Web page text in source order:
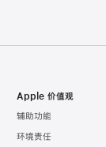
Apple 价值观
辅助功能
环境责任